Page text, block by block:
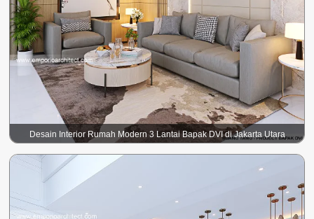
Desain Interior Rumah Modern 3 Lantai Bapak DVI di Jakarta Utara